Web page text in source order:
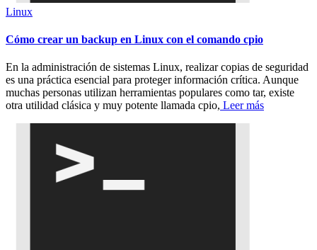
Linux
Cómo crear un backup en Linux con el comando cpio
En la administración de sistemas Linux, realizar copias de seguridad
es una práctica esencial para proteger información crítica. Aunque
muchas personas utilizan herramientas populares como tar, existe
otra utilidad clásica y muy potente llamada cpio, Leer más